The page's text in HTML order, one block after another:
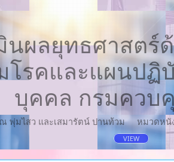
นผลยุทธศาสต
โรคและแผนปฏิ
บุคคล กรมควบ
พุ่มไสว และเสมารัตน์ ปานท้วม หมวดหนั
VIEW